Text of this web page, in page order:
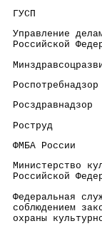
ГУСП
Управление
Российской
Роструд
ФМБА
Российской
Федеральная
соблюдением
охраны